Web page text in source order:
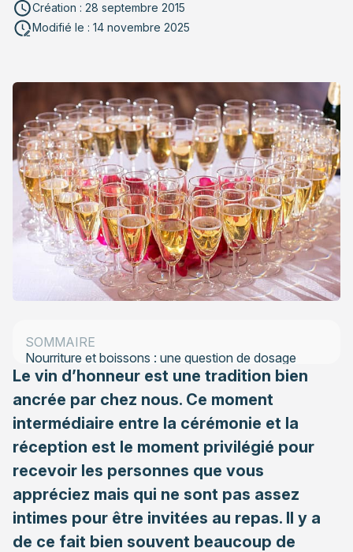
Création : 28 septembre 2015
Modifié le : 14 novembre 2025
Le vin d’honneur est une tradition bien
ancrée par chez nous. Ce moment
intermédiaire entre la cérémonie et la
réception est le moment privilégié pour
recevoir les personnes que vous
appréciez mais qui ne sont pas assez
intimes pour être invitées au repas. Il y a
de ce fait bien souvent beaucoup de
SOMMAIRE
Timing : le vin d’honneur ne doit pas être trop long
Le lieu : un choix stratégique
Les commodités : une question de confort
L’animation un bonus appréciable
Nourriture et boissons : une question de dosage